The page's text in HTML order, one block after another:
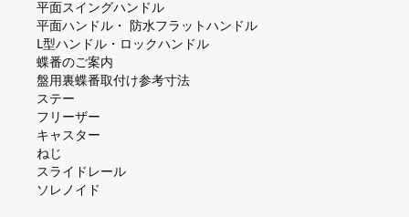
平⾯スイングハンドル
平⾯ハンドル・ 防⽔フラットハンドル
L型ハンドル・ロックハンドル
蝶番のご案内
盤⽤裏蝶番取付け参考⼨法
ステー
フリーザー
キャスター
ねじ
スライドレール
ソレノイド